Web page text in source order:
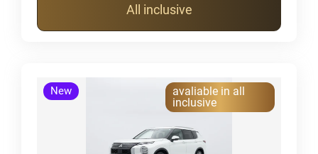
All inclusive
New
avaliable in all
inclusive